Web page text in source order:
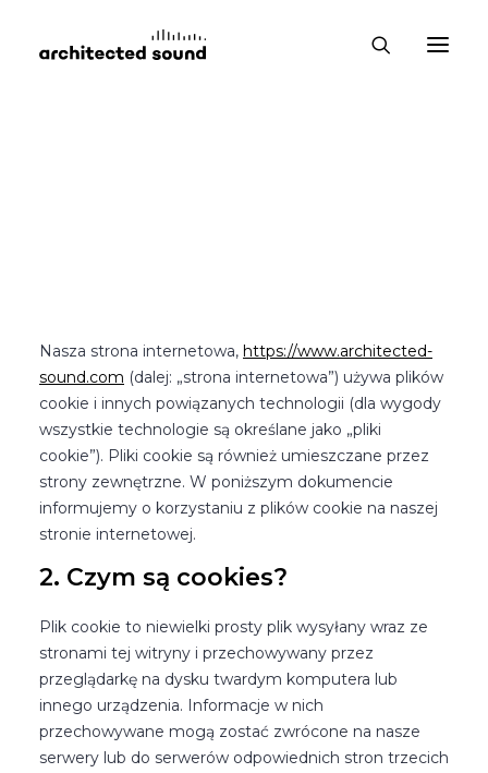
Nasza strona internetowa, https://www.architected-
sound.com (dalej: „strona internetowa”) używa plików
cookie i innych powiązanych technologii (dla wygody
wszystkie technologie są określane jako „pliki
cookie”). Pliki cookie są również umieszczane przez
strony zewnętrzne. W poniższym dokumencie
informujemy o korzystaniu z plików cookie na naszej
stronie internetowej.
2. Czym są cookies?
Plik cookie to niewielki prosty plik wysyłany wraz ze
stronami tej witryny i przechowywany przez
przeglądarkę na dysku twardym komputera lub
innego urządzenia. Informacje w nich
przechowywane mogą zostać zwrócone na nasze
serwery lub do serwerów odpowiednich stron trzecich